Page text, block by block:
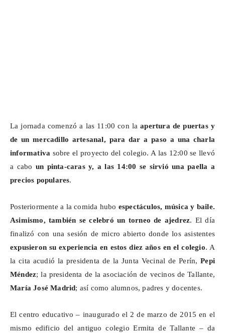
La jornada comenzó a las 11:00 con laapertura de puertas y
de un mercadillo artesanal, para dar a paso a una charla
informativa sobre el proyecto del colegio. A las 12:00 se llevó
a cabo un pinta-caras y, a las 14:00 se sirvió una paella a
precios populares.
Posteriormente a la comida hubo espectáculos, música y baile.
Asimismo, también se celebró un torneo de ajedrez. El día
finalizó con una sesión de micro abierto donde los asistentes
expusieron su experiencia en estos diez años en el colegio. A
la cita acudió la presidenta de la Junta Vecinal dePerín,Pepi
Méndez; la presidenta de la asociación de vecinos de Tallante,
María José Madrid; así como alumnos, padres y docentes.
El centro educativo – inaugurado el 2 de marzo de 2015 en el
mismo edificio del antiguo colegio Ermita de Tallante – da